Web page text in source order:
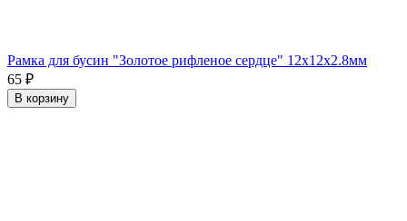
Рамка для бусин "Золотое рифленое сердце" 12x12x2.8мм
65 ₽
В корзину